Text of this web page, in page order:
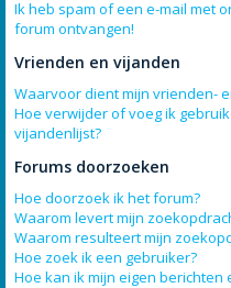
Ik heb spam of een e-mail met
forum ontvangen!
Vrienden en vijanden
Waarvoor dient mijn vrienden-
Hoe verwijder of voeg ik
vijandenlijst?
Forums doorzoeken
Hoe doorzoek ik het forum?
Waarom levert mijn
Waarom resulteert mijn
Hoe zoek ik een gebruiker?
Hoe kan ik mijn eigen